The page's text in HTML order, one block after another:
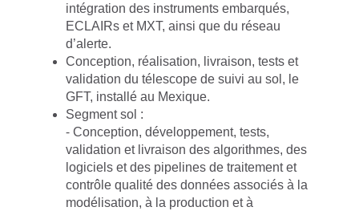
intégration des instruments embarqués,
ECLAIRs et MXT, ainsi que du réseau
d’alerte.
Conception, réalisation, livraison, tests et
validation du télescope de suivi au sol, le
GFT, installé au Mexique.
Segment sol :
⁃ Conception, développement, tests,
validation et livraison des algorithmes, des
logiciels et des pipelines de traitement et
contrôle qualité des données associés à la
modélisation, à la production et à